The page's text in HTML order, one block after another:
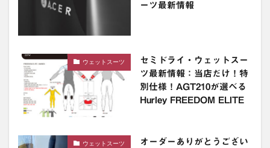
ーツ最新情報
ウェットスーツ
セミドライ・ウェットスー
ツ最新情報：当店だけ！特
別仕様！AGT210が選べる
Hurley FREEDOM ELITE
ウェットスーツ
オーダーありがとうござい